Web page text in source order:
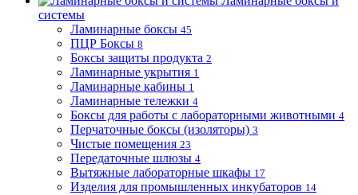
системы
Ламинарные боксы 45
ПЦР Боксы 8
Боксы защиты продукта 2
Ламинарные укрытия 1
Ламинарные кабины 1
Ламинарные тележки 4
Боксы для работы с лабораторными животными 4
Перчаточные боксы (изоляторы) 3
Чистые помещения 23
Передаточные шлюзы 4
Вытяжные лабораторные шкафы 17
Изделия для промышленных инкубаторов 14